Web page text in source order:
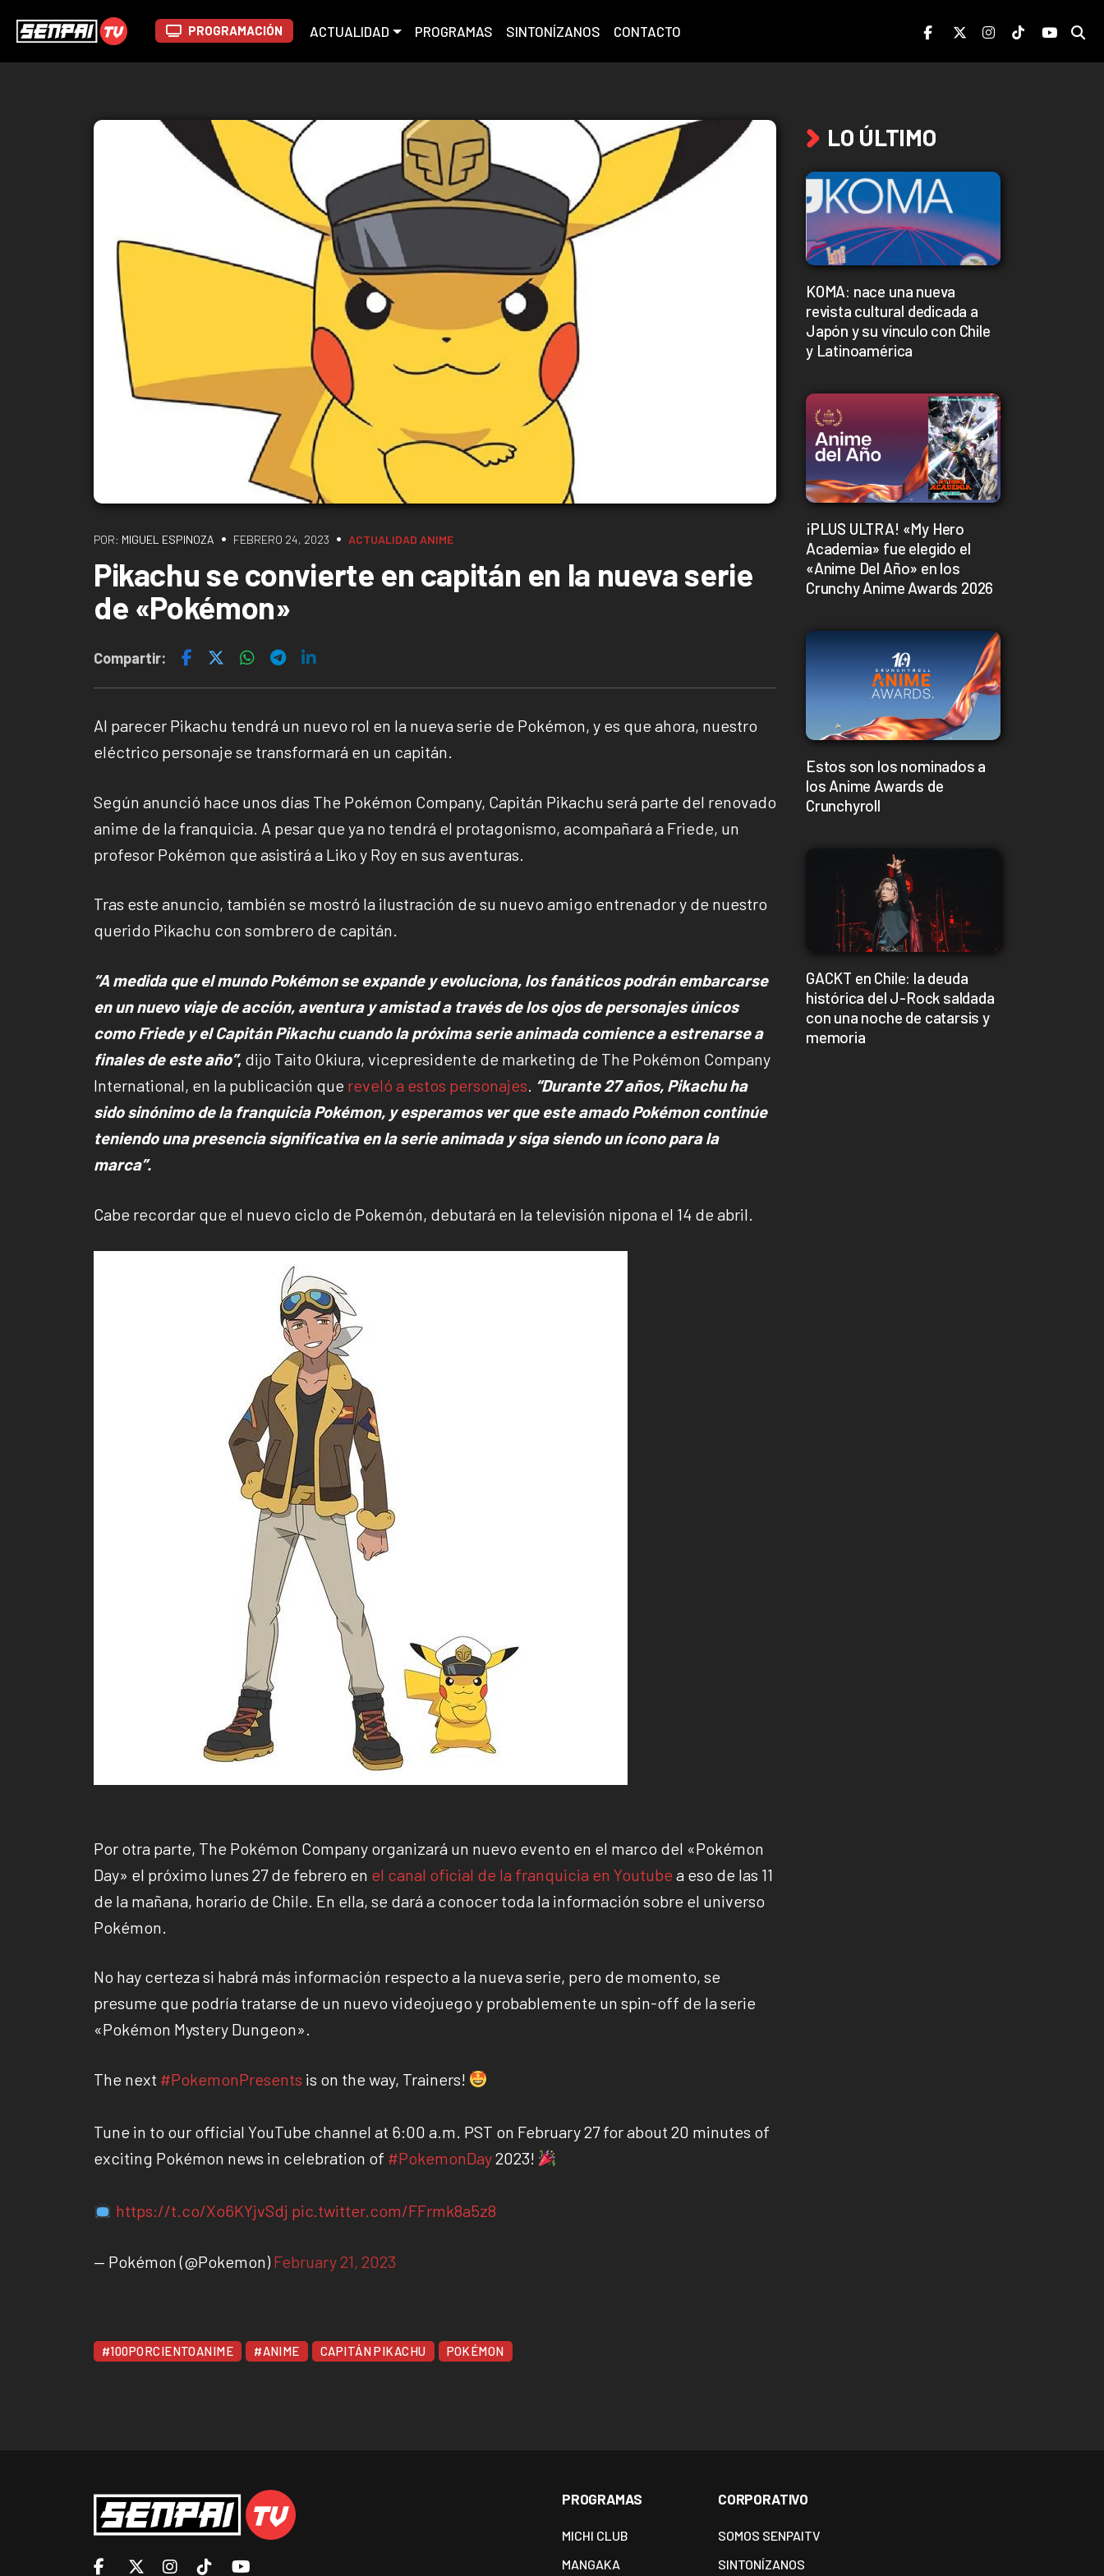
PROGRAMACIÓN ACTUALIDAD PROGRAMAS SINTONÍZANOS CONTACTO
POR: MIGUEL ESPINOZA • FEBRERO 24, 2023 • ACTUALIDAD ANIME
Pikachu se convierte en capitán en la nueva serie
de «Pokémon»
Compartir:
Al parecer Pikachu tendrá un nuevo rol en la nueva serie de Pokémon, y es que ahora, nuestro
eléctrico personaje se transformará en un capitán.
Según anunció hace unos días The Pokémon Company, Capitán Pikachu será parte del renovado
anime de la franquicia. A pesar que ya no tendrá el protagonismo, acompañará a Friede, un
profesor Pokémon que asistirá a Liko y Roy en sus aventuras.
Tras este anuncio, también se mostró la ilustración de su nuevo amigo entrenador y de nuestro
querido Pikachu con sombrero de capitán.
“A medida que el mundo Pokémon se expande y evoluciona, los fanáticos podrán embarcarse
en un nuevo viaje de acción, aventura y amistad a través de los ojos de personajes únicos
como Friede y el Capitán Pikachu cuando la próxima serie animada comience a estrenarse a
finales de este año”, dijo Taito Okiura, vicepresidente de marketing de The Pokémon Company
International, en la publicación que reveló a estos personajes. “Durante 27 años, Pikachu ha
sido sinónimo de la franquicia Pokémon, y esperamos ver que este amado Pokémon continúe
teniendo una presencia significativa en la serie animada y siga siendo un ícono para la
marca”.
Cabe recordar que el nuevo ciclo de Pokemón, debutará en la televisión nipona el 14 de abril.
Por otra parte, The Pokémon Company organizará un nuevo evento en el marco del «Pokémon
Day» el próximo lunes 27 de febrero en el canal oficial de la franquicia en Youtube a eso de las 11
de la mañana, horario de Chile. En ella, se dará a conocer toda la información sobre el universo
Pokémon.
No hay certeza si habrá más información respecto a la nueva serie, pero de momento, se
presume que podría tratarse de un nuevo videojuego y probablemente un spin-off de la serie
«Pokémon Mystery Dungeon».
The next #PokemonPresents is on the way, Trainers!
Tune in to our official YouTube channel at 6:00 a.m. PST on February 27 for about 20 minutes of
exciting Pokémon news in celebration of #PokemonDay2023!
https://t.co/Xo6KYjvSdj pic.twitter.com/FFrmk8a5z8
— Pokémon (@Pokemon) February 21, 2023
#100PORCIENTOANIME #ANIME CAPITÁN PIKACHU POKÉMON
LO ÚLTIMO
KOMA: nace una nueva
revista cultural dedicada a
Japón y su vínculo con Chile
y Latinoamérica
¡PLUS ULTRA! «My Hero
Academia» fue elegido el
«Anime Del Año» en los
Crunchy Anime Awards 2026
Estos son los nominados a
los Anime Awards de
Crunchyroll
GACKT en Chile: la deuda
histórica del J-Rock saldada
con una noche de catarsis y
memoria
PROGRAMAS
MICHI CLUB
MANGAKA
CORPORATIVO
SOMOS SENPAITV
SINTONÍZANOS